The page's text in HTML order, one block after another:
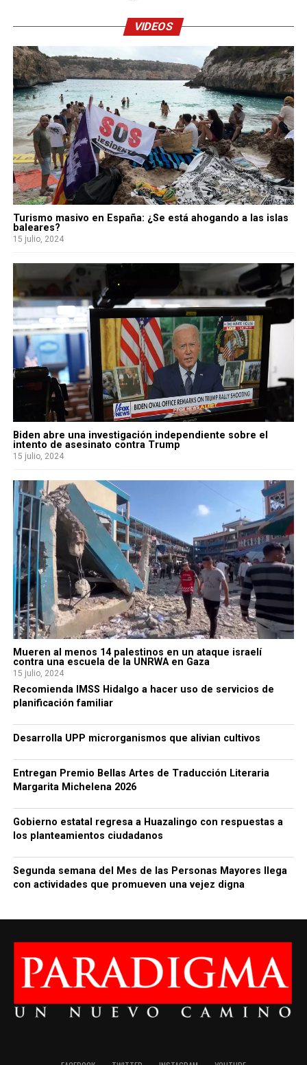
VIDEOS
Turismo masivo en España: ¿Se está ahogando a las islas
baleares?
15 julio, 2024
Biden abre una investigación independiente sobre el
intento de asesinato contra Trump
15 julio, 2024
Mueren al menos 14 palestinos en un ataque israelí
contra una escuela de la UNRWA en Gaza
15 julio, 2024
Recomienda IMSS Hidalgo a hacer uso de servicios de
planificación familiar
Desarrolla UPP microrganismos que alivian cultivos
Entregan Premio Bellas Artes de Traducción Literaria
Margarita Michelena 2026
Gobierno estatal regresa a Huazalingo con respuestas a
los planteamientos ciudadanos
Segunda semana del Mes de las Personas Mayores llega
con actividades que promueven una vejez digna